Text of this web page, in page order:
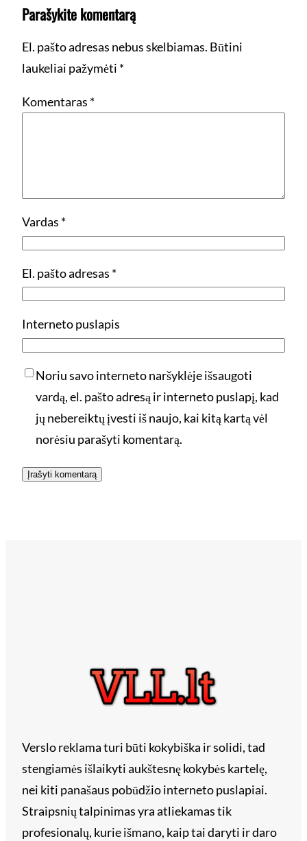
Parašykite komentarą
El. pašto adresas nebus skelbiamas. Būtini
laukeliai pažymėti *
Komentaras *
Vardas *
El. pašto adresas *
Interneto puslapis
Noriu savo interneto naršyklėje išsaugoti
vardą, el. pašto adresą ir interneto puslapį, kad
jų nebereiktų įvesti iš naujo, kai kitą kartą vėl
norėsiu parašyti komentarą.
Verslo reklama turi būti kokybiška ir solidi, tad
stengiamės išlaikyti aukštesnę kokybės kartelę,
nei kiti panašaus pobūdžio interneto puslapiai.
Straipsnių talpinimas yra atliekamas tik
profesionalų, kurie išmano, kaip tai daryti ir daro